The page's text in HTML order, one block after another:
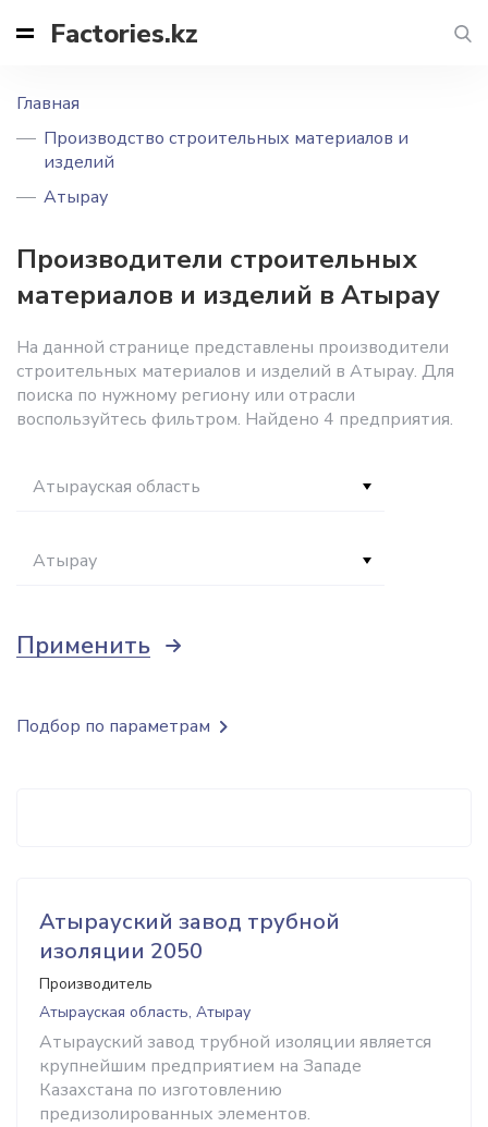
Factories.kz
Главная
Производство строительных материалов и
изделий
Атырау
Производители строительных
материалов и изделий в Атырау
На данной странице представлены производители
строительных материалов и изделий в Атырау. Для
поиска по нужному региону или отрасли
воспользуйтесь фильтром. Найдено 4 предприятия.
Атырауская область
Атырау
Применить
Атырауский завод трубной
изоляции 2050
Производитель
Атырауская область, Атырау
Атырауский завод трубной изоляции является
крупнейшим предприятием на Западе
Казахстана по изготовлению
предизолированных элементов.
Подбор по параметрам